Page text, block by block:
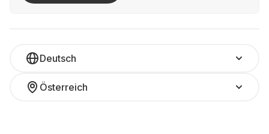
Deutsch
Österreich